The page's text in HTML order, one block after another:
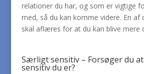
relationer du har, og som er vigtige
med, så du kan komme videre. En af
skal aflæres for at du kan blive mere
Særligt sensitiv – Forsøger du
sensitiv du er?